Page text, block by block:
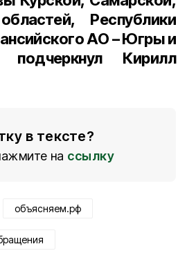
Республики
АО – Югры и
подчеркнул Кирилл
в тексте?
на ссылку
объясняем.рф